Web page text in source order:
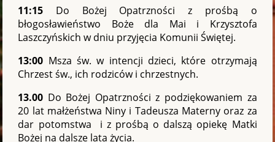
11:15 Do Bożej Opatrzności z prośbą o
błogosławieństwo Boże dla Mai i Krzysztofa
Laszczyńskich w dniu przyjęcia Komunii Świętej.
13:00 Msza św. w intencji dzieci, które otrzymają
Chrzest św., ich rodziców i chrzestnych.
13.00 Do Bożej Opatrzności z podziękowaniem za
20 lat małżeństwa Niny i Tadeusza Materny oraz za
dar potomstwa i z prośbą o dalszą opiekę Matki
Bożej na dalsze lata życia.